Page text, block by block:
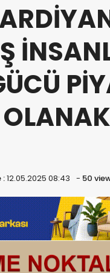
:12.05.2025 08:43 - 50